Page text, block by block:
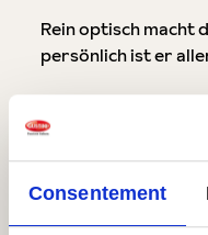
Consentement
Rein optisch macht
persönlich ist er
15 janvier 2016 15:04